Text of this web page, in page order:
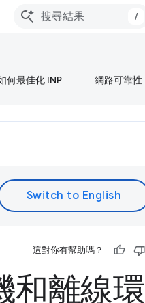
/
何最佳化 INP 網路可靠性
這對你有幫助嗎？
和離線環